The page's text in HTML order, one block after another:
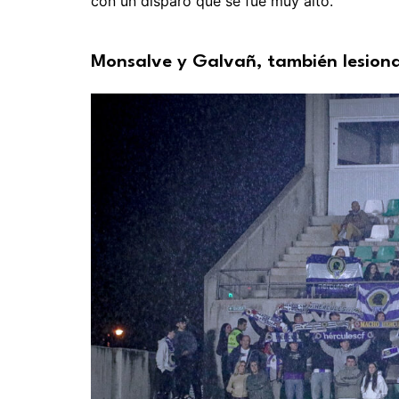
Monsalve y Galvañ, también